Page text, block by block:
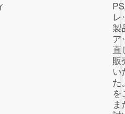
レ
製
ア
直
販
い
た
を
ま